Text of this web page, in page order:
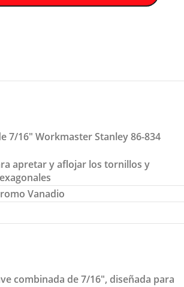
7/16″ Workmaster Stanley 86-834
apretar y aflojar los tornillos y
Vanadio
combinada de 7/16", diseñada para